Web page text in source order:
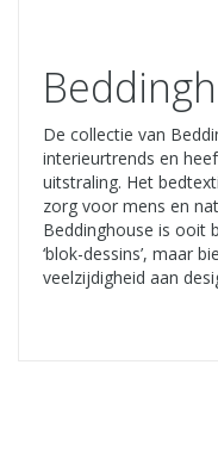
De collectie van
interieurtrends en
uitstraling. Het
zorg voor mens en
Beddinghouse is ooit
‘blok-dessins’, maar
veelzijdigheid aan